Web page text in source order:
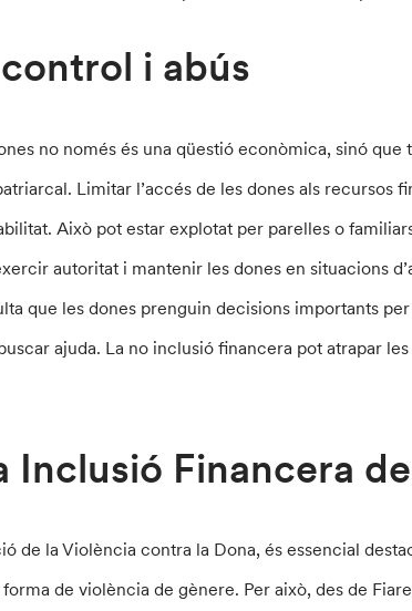
i abús
no només és una qüestió econòmica, sinó que
Limitar l’accés de les dones als recursos
Això pot estar explotat per parelles o
autoritat i mantenir les dones en situacions
que les dones prenguin decisions importants
ajuda. La no inclusió financera pot atrapar
Inclusió Financera
de la Violència contra la Dona, és essencial
de violència de gènere. Per això, des de